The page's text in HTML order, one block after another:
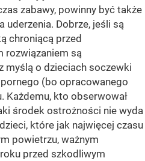
zabawy, powinny być także
uderzenia. Dobrze, jeśli są
chroniącą przed
rozwiązaniem są
myślą o dzieciach soczewki
(bo opracowanego
Każdemu, kto obserwował
środek ostrożności nie wyda
które jak najwięcej czasu
powietrzu, ważnym
przed szkodliwym